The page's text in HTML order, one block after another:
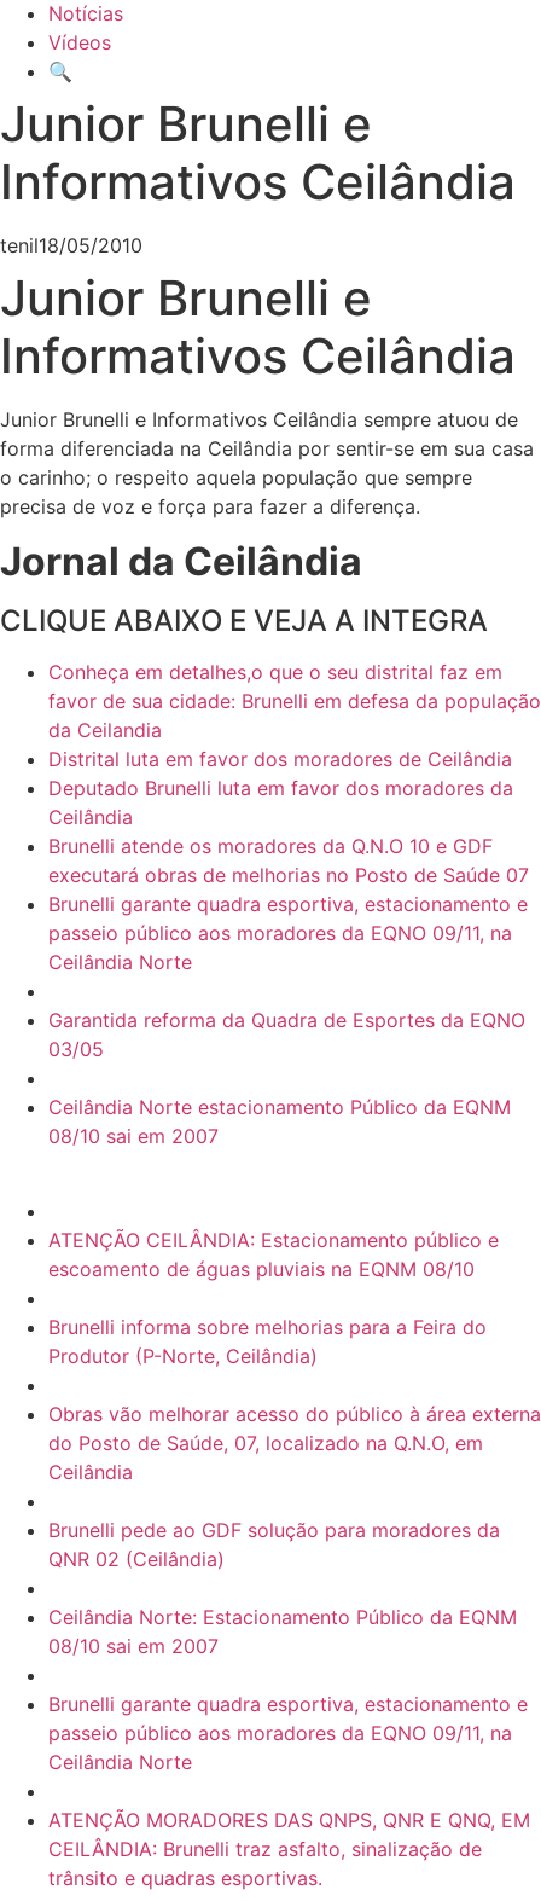
Notícias
Vídeos
🔍
Junior Brunelli e
Informativos Ceilândia
tenil18/05/2010
Junior Brunelli e
Informativos Ceilândia
Junior Brunelli e Informativos Ceilândia sempre atuou de
forma diferenciada na Ceilândia por sentir-se em sua casa
o carinho; o respeito aquela população que sempre
precisa de voz e força para fazer a diferença.
Jornal da Ceilândia
CLIQUE ABAIXO E VEJA A INTEGRA
Conheça em detalhes,o que o seu distrital faz em
favor de sua cidade: Brunelli em defesa da população
da Ceilandia
Distrital luta em favor dos moradores de Ceilândia
Deputado Brunelli luta em favor dos moradores da
Ceilândia
Brunelli atende os moradores da Q.N.O 10 e GDF
executará obras de melhorias no Posto de Saúde 07
Brunelli garante quadra esportiva, estacionamento e
passeio público aos moradores da EQNO 09/11, na
Ceilândia Norte
Garantida reforma da Quadra de Esportes da EQNO
03/05
Ceilândia Norte estacionamento Público da EQNM
08/10 sai em 2007
ATENÇÃO CEILÂNDIA: Estacionamento público e
escoamento de águas pluviais na EQNM 08/10
Brunelli informa sobre melhorias para a Feira do
Produtor (P-Norte, Ceilândia)
Obras vão melhorar acesso do público à área externa
do Posto de Saúde, 07, localizado na Q.N.O, em
Ceilândia
Brunelli pede ao GDF solução para moradores da
QNR 02 (Ceilândia)
Ceilândia Norte: Estacionamento Público da EQNM
08/10 sai em 2007
Brunelli garante quadra esportiva, estacionamento e
passeio público aos moradores da EQNO 09/11, na
Ceilândia Norte
ATENÇÃO MORADORES DAS QNPS, QNR E QNQ, EM
CEILÂNDIA: Brunelli traz asfalto, sinalização de
trânsito e quadras esportivas.